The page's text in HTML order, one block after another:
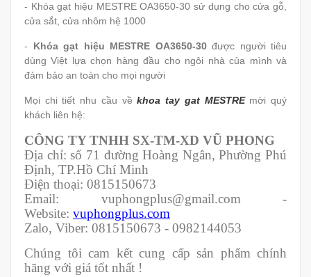
- Khóa gạt hiệu MESTRE OA3650-30 sử dụng cho cửa gỗ,
cửa sắt, cửa nhôm hệ 1000
- Khóa gạt hiệu MESTRE OA3650-30được người tiêu
dùng Việt lựa chọn hàng đầu cho ngôi nhà của mình và
đảm bảo an toàn cho mọi người
Mọi chi tiết nhu cầu vềkhoa tay gat MESTRE mời quý
khách liên hệ:
CÔNG TY TNHH SX-TM-XD VŨ PHONG
Địa chỉ: số 71 đường Hoàng Ngân, Phường Phú
Định, TP.Hồ Chí Minh
Điện thoại: 0815150673
Email: vuphongplus@gmail.com -
Website: vuphongplus.com
Zalo, Viber: 0815150673 - 0982144053
Chúng tôi cam kết cung cấp sản phẩm chính
hãng với giá tốt nhất !